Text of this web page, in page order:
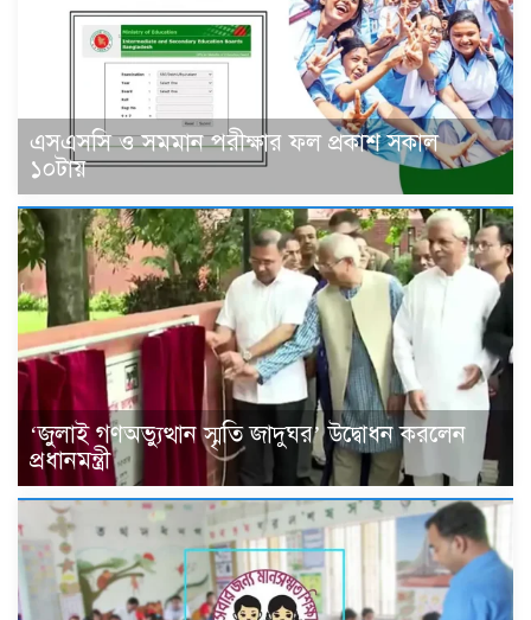
এসএসসি ও সমমান পরীক্ষার ফল প্রকাশ সকাল
১০টায়
‘জুলাই গণঅভ্যুত্থান স্মৃতি জাদুঘর’ উদ্বোধন করলেন
প্রধানমন্ত্রী